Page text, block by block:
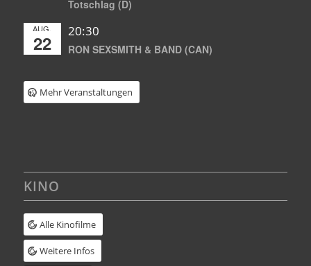
Totschlag (D)
AUG.
22
20:30
RON SEXSMITH & BAND (CAN)
Mehr Veranstaltungen
KINO
Alle Kinofilme
Weitere Infos